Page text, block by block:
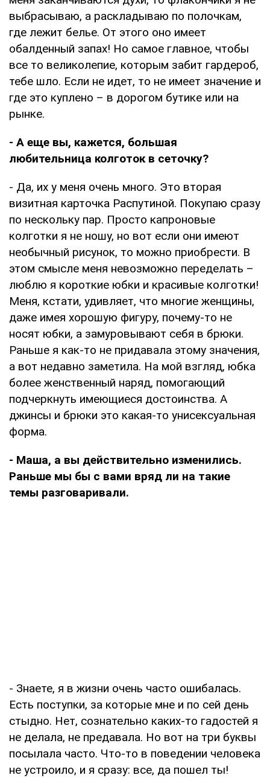
выбрасываю, а раскладываю по полочкам,
где лежит белье. От этого оно имеет
обалденный запах! Но самое главное, чтобы
все то великолепие, которым забит гардероб,
тебе шло. Если не идет, то не имеет значение и
где это куплено – в дорогом бутике или на
рынке.
- А еще вы, кажется, большая
любительница колготок в сеточку?
- Да, их у меня очень много. Это вторая
визитная карточка Распутиной. Покупаю сразу
по нескольку пар. Просто капроновые
колготки я не ношу, но вот если они имеют
необычный рисунок, то можно приобрести. В
этом смысле меня невозможно переделать –
люблю я короткие юбки и красивые колготки!
Меня, кстати, удивляет, что многие женщины,
даже имея хорошую фигуру, почему-то не
носят юбки, а замуровывают себя в брюки.
Раньше я как-то не придавала этому значения,
а вот недавно заметила. На мой взгляд, юбка
более женственный наряд, помогающий
подчеркнуть имеющиеся достоинства. А
джинсы и брюки это какая-то унисексуальная
форма.
- Маша, а вы действительно изменились.
Раньше мы бы с вами вряд ли на такие
темы разговаривали.
- Знаете, я в жизни очень часто ошибалась.
Есть поступки, за которые мне и по сей день
стыдно. Нет, сознательно каких-то гадостей я
не делала, не предавала. Но вот на три буквы
посылала часто. Что-то в поведении человека
не устроило, и я сразу: все, да пошел ты!